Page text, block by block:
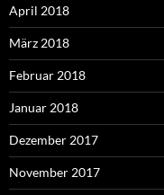
April 2018
März 2018
Februar 2018
Januar 2018
Dezember 2017
November 2017